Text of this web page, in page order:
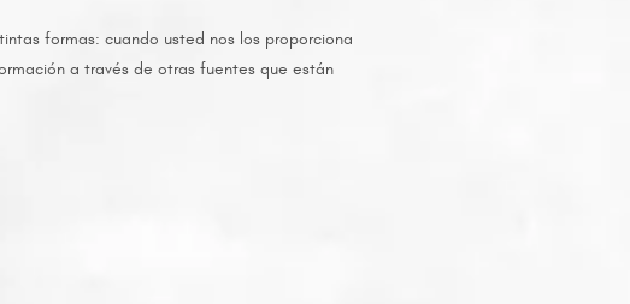
formas: cuando usted nos los proporciona
a través de otras fuentes que están